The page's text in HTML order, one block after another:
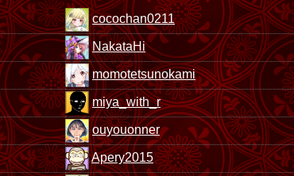
cocochan0211
NakataHi
momotetsunokami
miya_with_r
ouyouonner
Apery2015